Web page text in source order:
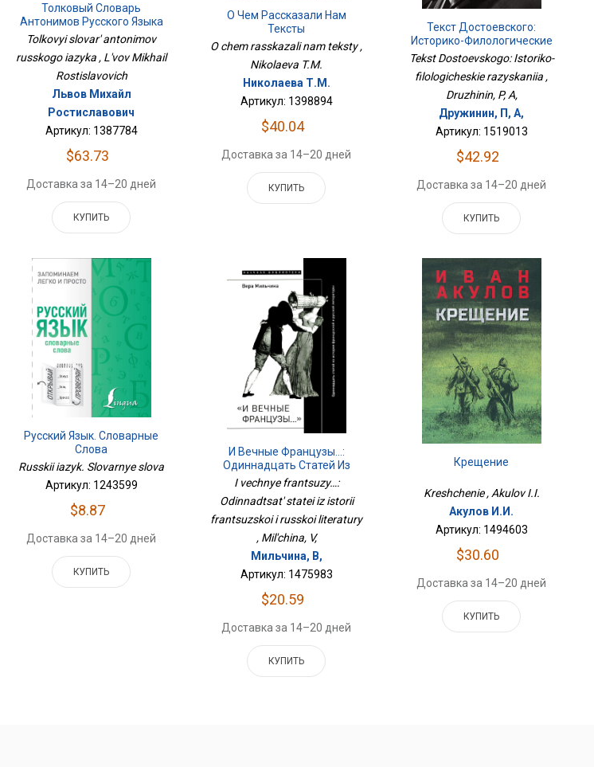
Толковый Словарь
Антонимов Русского Языка
Tolkovyi slovar' antonimov
russkogo iazyka , L'vov Mikhail
Rostislavovich
Львов Михайл
Ростиславович
Артикул: 1387784
$63.73
Доставка за 14–20 дней
КУПИТЬ
О Чем Рассказали Нам
Тексты
O chem rasskazali nam teksty ,
Nikolaeva T.M.
Николаева Т.М.
Артикул: 1398894
$40.04
Доставка за 14–20 дней
КУПИТЬ
Текст Достоевского:
Историко-Филологические
Разыскания
Tekst Dostoevskogo: Istoriko-
filologicheskie razyskaniia ,
Druzhinin, P, A,
Дружинин, П, А,
Артикул: 1519013
$42.92
Доставка за 14–20 дней
КУПИТЬ
Русский Язык. Словарные
Слова
Russkii iazyk. Slovarnye slova
Артикул: 1243599
$8.87
Доставка за 14–20 дней
КУПИТЬ
И Вечные Французы…:
Одиннадцать Статей Из
Истории Французской И
Русской Литературы
I vechnye frantsuzy…:
Odinnadtsat' statei iz istorii
frantsuzskoi i russkoi literatury
, Mil'china, V,
Мильчина, В,
Артикул: 1475983
$20.59
Доставка за 14–20 дней
КУПИТЬ
Крещение
Kreshchenie , Akulov I.I.
Акулов И.И.
Артикул: 1494603
$30.60
Доставка за 14–20 дней
КУПИТЬ